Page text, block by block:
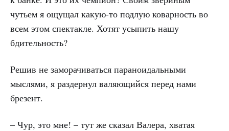
чутьем я ощущал какую-то подлую коварность во
всем этом спектакле. Хотят усыпить нашу
бдительность?
Решив не заморачиваться параноидальными
мыслями, я раздернул валяющийся перед нами
брезент.
– Чур, это мне! – тут же сказал Валера, хватая